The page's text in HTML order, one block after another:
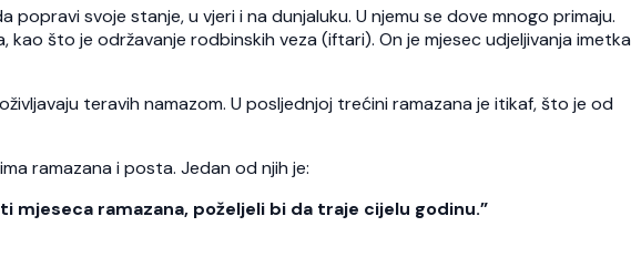
popravi svoje stanje, u vjeri i na dunjaluku. U njemu se dove mnogo primaju.
kao što je održavanje rodbinskih veza (iftari). On je mjesec udjeljivanja imetka
teravih namazom. U posljednjoj trećini ramazana je itikaf, što je od
ramazana i posta. Jedan od njih je:
mjeseca ramazana, poželjeli bi da traje cijelu godinu.”